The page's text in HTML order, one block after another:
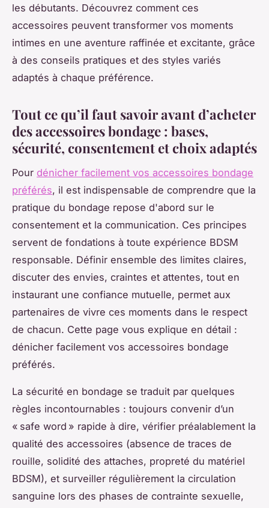
les débutants. Découvrez comment ces
accessoires peuvent transformer vos moments
intimes en une aventure raffinée et excitante, grâce
à des conseils pratiques et des styles variés
adaptés à chaque préférence.
Tout ce qu’il faut savoir avant d’acheter
des accessoires bondage : bases,
sécurité, consentement et choix adaptés
Pour dénicher facilement vos accessoires bondage
préférés, il est indispensable de comprendre que la
pratique du bondage repose d'abord sur le
consentement et la communication. Ces principes
servent de fondations à toute expérience BDSM
responsable. Définir ensemble des limites claires,
discuter des envies, craintes et attentes, tout en
instaurant une confiance mutuelle, permet aux
partenaires de vivre ces moments dans le respect
de chacun. Cette page vous explique en détail :
dénicher facilement vos accessoires bondage
préférés.
La sécurité en bondage se traduit par quelques
règles incontournables : toujours convenir d’un
« safe word » rapide à dire, vérifier préalablement la
qualité des accessoires (absence de traces de
rouille, solidité des attaches, propreté du matériel
BDSM), et surveiller régulièrement la circulation
sanguine lors des phases de contrainte sexuelle,